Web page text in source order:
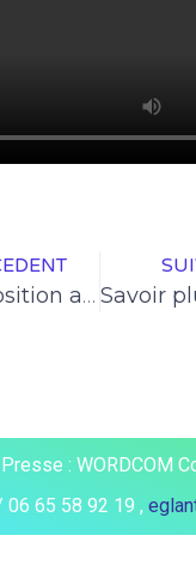
Exposition au salon expobiogaz à Bordeaux
: WORDCOM
65 58 92 19 ,